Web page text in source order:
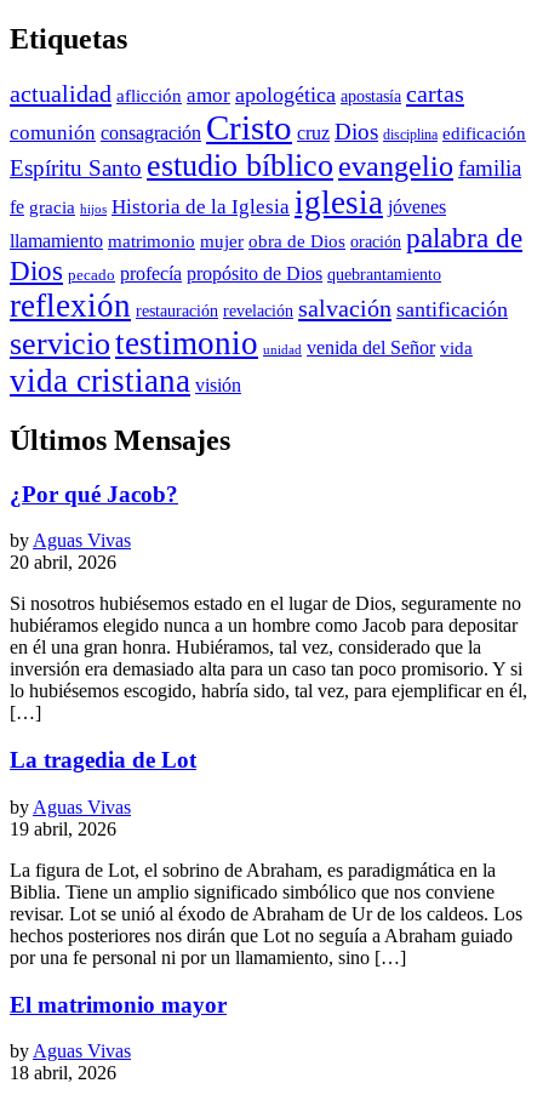
Etiquetas
actualidad aflicción amor apologética apostasía cartas
comunión consagración Cristo cruz Dios disciplina edificación
Espíritu Santo estudio bíblico evangelio familia
fe gracia hijos Historia de la Iglesia iglesia jóvenes
llamamiento matrimonio mujer obra de Dios oración palabra de
Dios pecado profecía propósito de Dios quebrantamiento
reflexión restauración revelación salvación santificación
serviciotestimonio unidad venida del Señor vida
vida cristiana visión
Últimos Mensajes
¿Por qué Jacob?
byAguas Vivas
20 abril, 2026
Si nosotros hubiésemos estado en el lugar de Dios, seguramente no
hubiéramos elegido nunca a un hombre como Jacob para depositar
en él una gran honra. Hubiéramos, tal vez, considerado que la
inversión era demasiado alta para un caso tan poco promisorio. Y si
lo hubiésemos escogido, habría sido, tal vez, para ejemplificar en él,
[…]
La tragedia de Lot
by Aguas Vivas
19 abril, 2026
La figura de Lot, el sobrino de Abraham, es paradigmática en la
Biblia. Tiene un amplio significado simbólico que nos conviene
revisar. Lot se unió al éxodo de Abraham de Ur de los caldeos. Los
hechos posteriores nos dirán que Lot no seguía a Abraham guiado
por una fe personal ni por un llamamiento, sino […]
El matrimonio mayor
by Aguas Vivas
18 abril, 2026